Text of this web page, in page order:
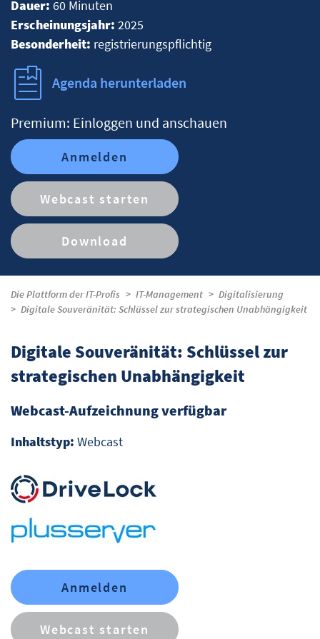
Dauer: 60 Minuten
Erscheinungsjahr: 2025
Besonderheit: registrierungspflichtig
Agenda herunterladen
Premium: Einloggen und anschauen
Anmelden
Webcast starten
Download
Die Plattform der IT-Profis IT-Management
Digitalisierung
Digitale Souveränität: Schlüssel zur strategischen Unabhängigkeit
Digitale Souveränität: Schlüssel zur
strategischen Unabhängigkeit
Webcast-Aufzeichnung verfügbar
Inhaltstyp: Webcast
Anmelden
Webcast starten